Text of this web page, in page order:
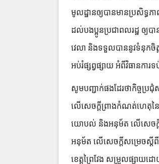
មូលដ្ឋានឲ្យបានមានប្រសិទ្ធភ
ដល់បងប្អូនប្រជាពលរដ្ឋ ឲ្យប
វេលា និងទទួលបាននូវទំនុកចិត្
អប់រំផ្សព្វផ្សាយ អំពីវិធានការ
សូមបញ្ជាក់ផងដែរថាកិច្ចប្រជុំ
លើសេចក្តីព្រាងកំណត់ហេតុនៃ
យោបល់ និងអនុម័ត លើសេចក្តីព្
អនុម័ត លើសេចក្តីសម្រេចស្តីពី
ខេត្តព្រៃវែង សម្រួលផ្សាយដោ